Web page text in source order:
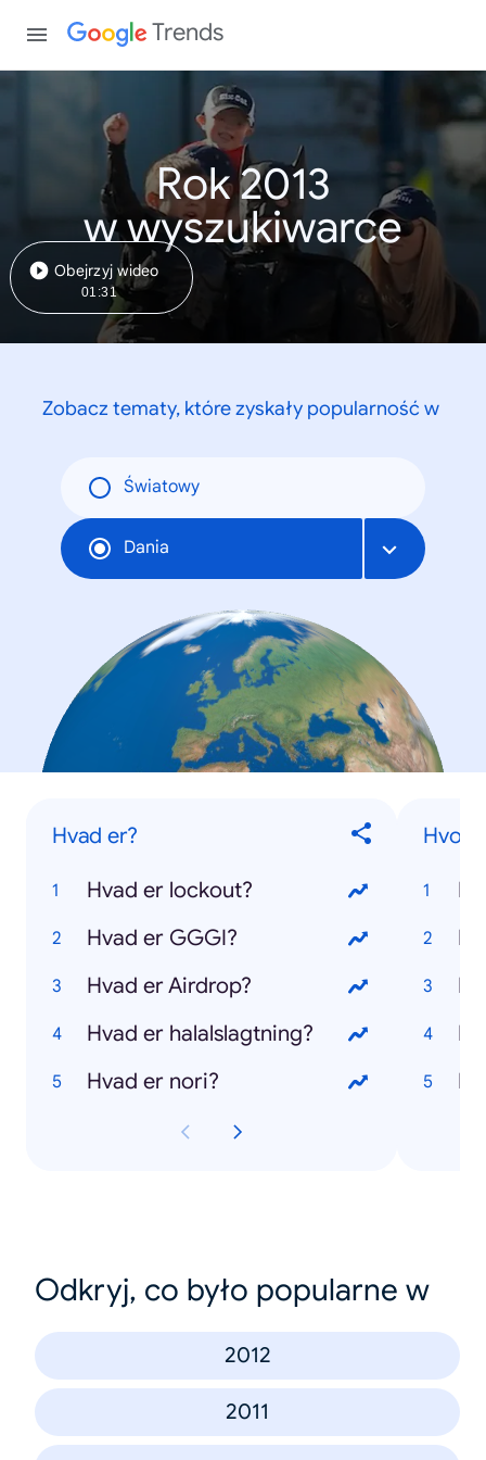
Trends
Rok 2013
w wyszukiwarce
Obejrzyj wideo
01:31
Zobacz tematy, które zyskały popularność w
Światowy
Dania
Hvad er?
Hvad er lockout?
Hvad er GGGI?
Hvad er Airdrop?
Hvad er halalslagtning?
Hvad er nori?
Hvor
Odkryj, co było popularne w
2012
2011